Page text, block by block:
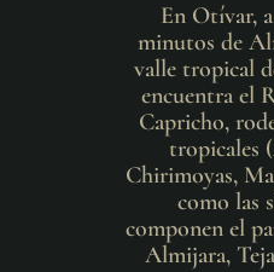
En Otívar,
minutos de
valle tropical
encuentra el
Capricho,
tropicales
Chirimoyas,
como las
componen el
Almijara,